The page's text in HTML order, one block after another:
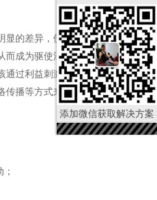
显的差异，使品牌的差异
而成为驱使消费者认同品
通过利益刺激销售，还应
传播等方式来降低品牌建
添加微信获取解决方案